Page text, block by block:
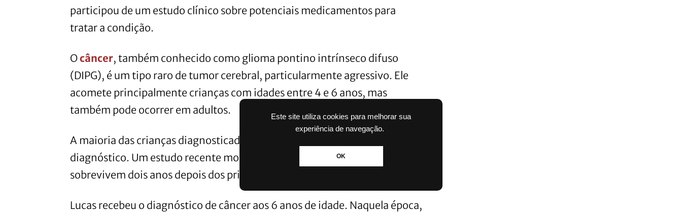
Este site utiliza cookies para melhorar sua
experiência de navegação.
OK
participou de um estudo clínico sobre potenciais medicamentos para
tratar a condição.
Ocâncer, também conhecido como glioma pontino intrínseco difuso
(DIPG), é um tipo raro de tumor cerebral, particularmente agressivo. Ele
acomete principalmente crianças com idades entre 4 e 6 anos, mas
também pode ocorrer em adultos.
A maioria das crianças diagnosticadas com DIPG não vive um ano após o
diagnóstico. Um estudo recente mostrou que apenas 10% delas
sobrevivem dois anos depois dos primeiros sintomas.
Lucas recebeu o diagnóstico de câncer aos 6 anos de idade. Naquela época,